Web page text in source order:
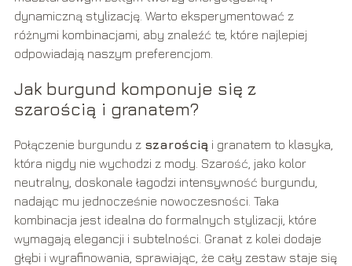
dynamiczną stylizację. Warto eksperymentować z
różnymi kombinacjami, aby znaleźć te, które najlepiej
odpowiadają naszym preferencjom.
Jak burgund komponuje się z
szarością i granatem?
Połączenie burgundu z szarością i granatem to klasyka,
która nigdy nie wychodzi z mody. Szarość, jako kolor
neutralny, doskonale łagodzi intensywność burgundu,
nadając mu jednocześnie nowoczesności. Taka
kombinacja jest idealna do formalnych stylizacji, które
wymagają elegancji i subtelności. Granat z kolei dodaje
głębi i wyrafinowania, sprawiając, że cały zestaw staje się